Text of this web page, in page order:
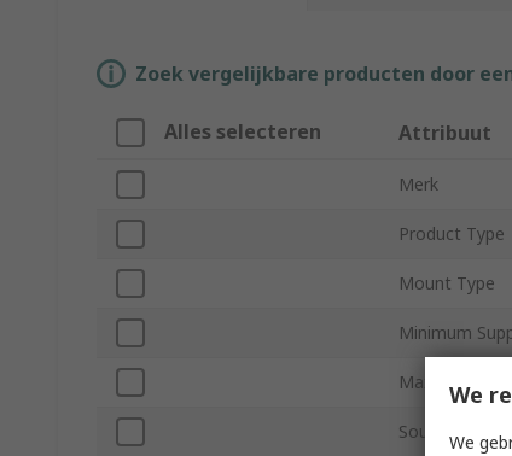
Zoek vergelijkbare producten door
Alles selecteren Attribuut
Merk
Product Type
Mount Type
Minimum
Maximum
Sound Level
We
We